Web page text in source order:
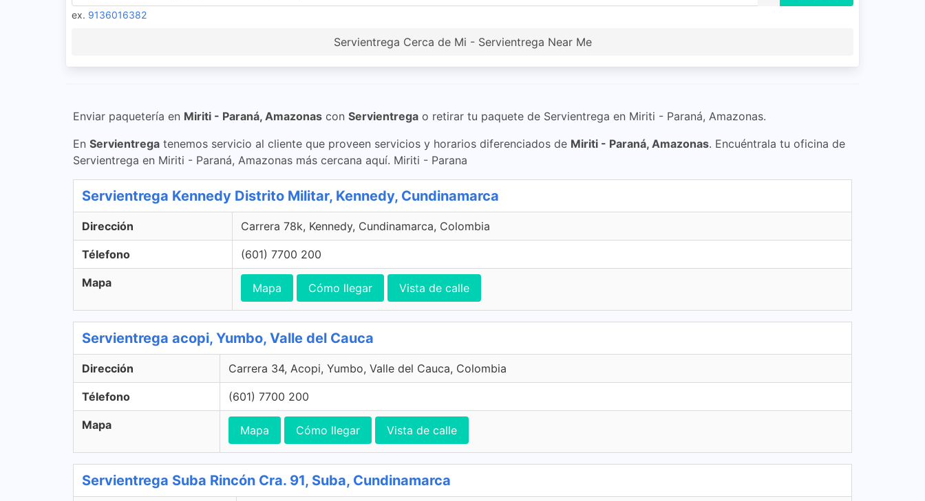
ex. 9136016382
Servientrega Cerca de Mi - Servientrega Near Me
Enviar paquetería en Miriti - Paraná, Amazonas con Servientrega o retirar tu paquete de Servientrega en Miriti - Paraná, Amazonas.
En Servientrega tenemos servicio al cliente que proveen servicios y horarios diferenciados de Miriti - Paraná, Amazonas. Encuéntrala tu oficina de
Servientrega en Miriti - Paraná, Amazonas más cercana aquí. Miriti - Parana
Servientrega Kennedy Distrito Militar, Kennedy, Cundinamarca
Dirección Carrera 78k, Kennedy, Cundinamarca, Colombia
Télefono (601) 7700 200
Mapa Mapa Cómo llegar Vista de calle
Servientrega acopi, Yumbo, Valle del Cauca
Dirección Carrera 34, Acopi, Yumbo, Valle del Cauca, Colombia
Télefono (601) 7700 200
Mapa Mapa Cómo llegar Vista de calle
Servientrega Suba Rincón Cra. 91, Suba, Cundinamarca